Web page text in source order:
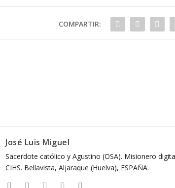
COMPARTIR:
José Luis Miguel
Sacerdote católico y Agustino (OSA). Misionero
CIHS. Bellavista, Aljaraque (Huelva), ESPAÑA.